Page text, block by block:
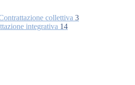
collettiva 3
integrativa 14